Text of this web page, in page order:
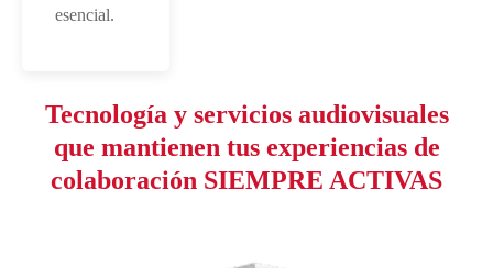
esencial.
Tecnología y servicios audiovisuales
que mantienen tus experiencias de
colaboración SIEMPRE ACTIVAS